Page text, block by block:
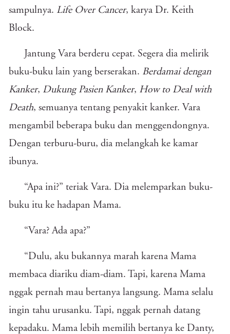
sampulnya. Life Over Cancer, karya Dr. Keith
Block.
Jantung Vara berderu cepat. Segera dia melirik
buku-buku lain yang berserakan. Berdamai dengan
Kanker, Dukung Pasien Kanker, How to Deal with
Death, semuanya tentang penyakit kanker. Vara
mengambil beberapa buku dan menggendongnya.
Dengan terburu-buru, dia melangkah ke kamar
ibunya.
“Apa ini?” teriak Vara. Dia melemparkan buku-
buku itu ke hadapan Mama.
“Vara? Ada apa?”
“Dulu, aku bukannya marah karena Mama
membaca diariku diam-diam. Tapi, karena Mama
nggak pernah mau bertanya langsung. Mama selalu
ingin tahu urusanku. Tapi, nggak pernah datang
kepadaku. Mama lebih memilih bertanya ke Danty,